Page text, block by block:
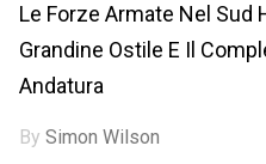
Le Forze Armate Nel Sud
Grandine Ostile E Il
Andatura
BySimon Wilson